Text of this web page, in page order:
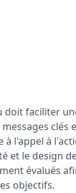
doit faciliter
clés
à l'appel à
et le design
évalués
objectifs.